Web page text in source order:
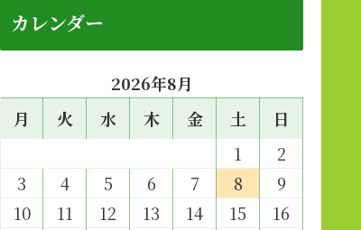
カレンダー
2026年8月
月
火 水 木 金 土
日
1
2
3
4 5 6 7 8
9
10
11 12 13 14 15
16